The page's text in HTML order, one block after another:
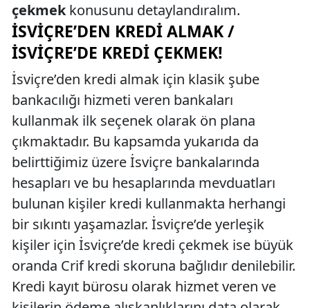
çekmekkonusunu detaylandıralım.
İSVIÇRE’DEN KREDI ALMAK /
İSVIÇRE’DE KREDI ÇEKMEK!
İsviçre’den kredi almak için klasik şube
bankacılığı hizmeti veren bankaları
kullanmak ilk seçenek olarak ön plana
çıkmaktadır. Bu kapsamda yukarıda da
belirttiğimiz üzere İsviçre bankalarında
hesapları ve bu hesaplarında mevduatları
bulunan kişiler kredi kullanmakta herhangi
bir sıkıntı yaşamazlar. İsviçre’de yerleşik
kişiler için İsviçre’de kredi çekmek ise büyük
oranda Crif kredi skoruna bağlıdır denilebilir.
Kredi kayıt bürosu olarak hizmet veren ve